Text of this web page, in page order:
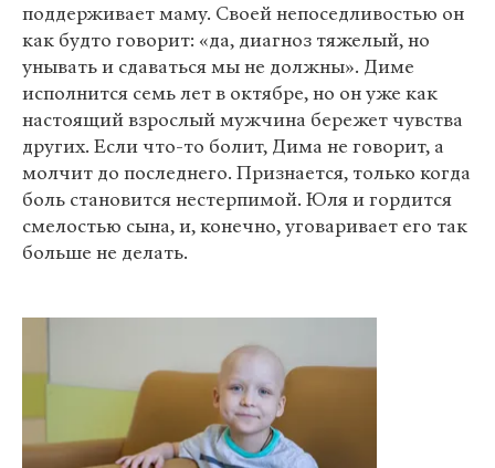
поддерживает маму. Своей непоседливостью он
как будто говорит: «да, диагноз тяжелый, но
унывать и сдаваться мы не должны». Диме
исполнится семь лет в октябре, но он уже как
настоящий взрослый мужчина бережет чувства
других. Если что-то болит, Дима не говорит, а
молчит до последнего. Признается, только когда
боль становится нестерпимой. Юля и гордится
смелостью сына, и, конечно, уговаривает его так
больше не делать.